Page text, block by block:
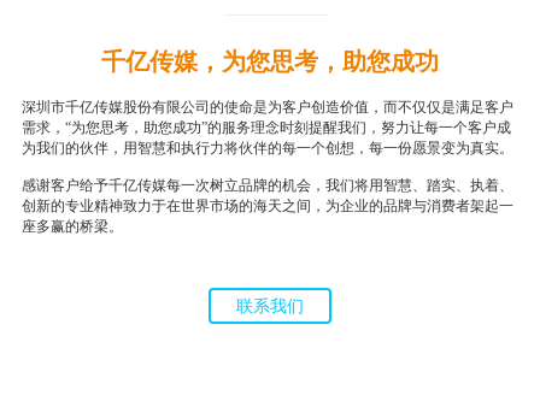
千亿传媒，为您思考，助您成功
深圳市千亿传媒股份有限公司的使命是为客户创造价值，而不仅仅是满足客户
需求，“为您思考，助您成功”的服务理念时刻提醒我们，努力让每一个客户成
为我们的伙伴，用智慧和执行力将伙伴的每一个创想，每一份愿景变为真实。
感谢客户给予千亿传媒每一次树立品牌的机会，我们将用智慧、踏实、执着、
创新的专业精神致力于在世界市场的海天之间，为企业的品牌与消费者架起一
座多赢的桥梁。
联系我们